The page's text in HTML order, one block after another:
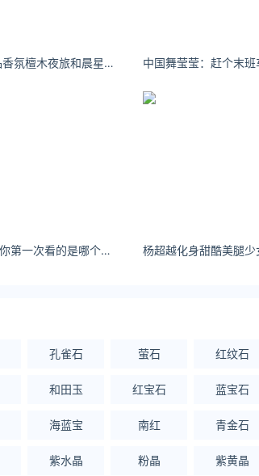
Elsa大姐姐 新品香氛檀木夜旅和晨星紫罗兰，更是让我回味多次
HongKongDoll 你第一次看的是哪个系列 ​​​
孔雀石 萤石 红纹石
和田玉 红宝石 蓝宝石
海蓝宝 南红 青金石
紫水晶 粉晶 紫黄晶